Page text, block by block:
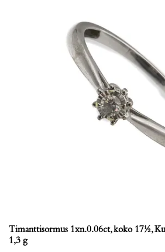
Timanttisormus 1xn.0.06ct, koko 17½,
1,3 g